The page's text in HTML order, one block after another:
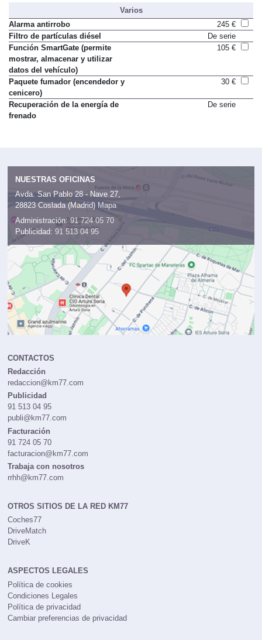
Varios
Alarma antirrobo
245 €
Filtro de partículas diésel
De serie
Función SmartGate (permite
mostrar, almacenar y utilizar
datos del vehículo)
105 €
Paquete fumador (encendedor y
cenicero)
30 €
Recuperación de la energía de
frenado
De serie
NUESTRAS OFICINAS
Avda. San Pablo 28 - Nave 27,
28823 Coslada (Madrid) Mapa
Administración: 91 724 05 70
Publicidad: 91 513 04 95
CONTACTOS
Redacción
redaccion@km77.com
Publicidad
91 513 04 95
publi@km77.com
Facturación
91 724 05 70
facturacion@km77.com
Trabaja con nosotros
rrhh@km77.com
OTROS SITIOS DE LA RED KM77
Coches77
DriveMatch
DriveK
ASPECTOS LEGALES
Política de cookies
Condiciones Legales
Política de privacidad
Cambiar preferencias de privacidad